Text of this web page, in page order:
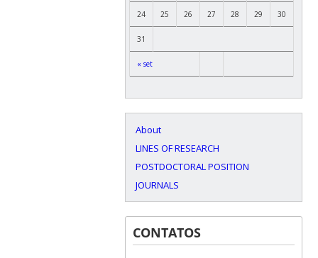
« set
24 25 26 27 28 29 30
31
About
LINES OF RESEARCH
POSTDOCTORAL POSITION
JOURNALS
CONTATOS